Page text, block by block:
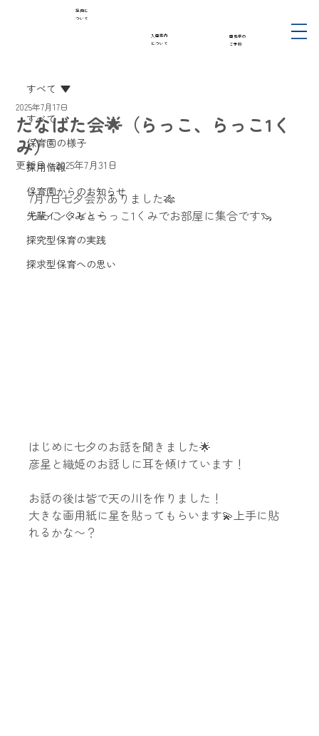
入園案内
について
採用に
ついて
園見学の
ご予約
すべて
保育園の様子
採用情報
保育園からのお知らせ
先輩インタビュー
探究型保育の実践
探求型保育への思い
すべて
たなばた会🌟（らっこ、らっこ1く
み）
2025年7月17日
更新日：2025年7月31日
7月7日七夕会がありました🎋
らっこくみとらっこ1くみでお部屋に集合です🦦
はじめに七夕のお話を聞きました🌟
彦星と織姫のお話しに耳を傾けています！
お話の後は皆で天の川を作りました！
大きな画用紙に星を貼ってもらいます💫上手に貼
れるかな〜？